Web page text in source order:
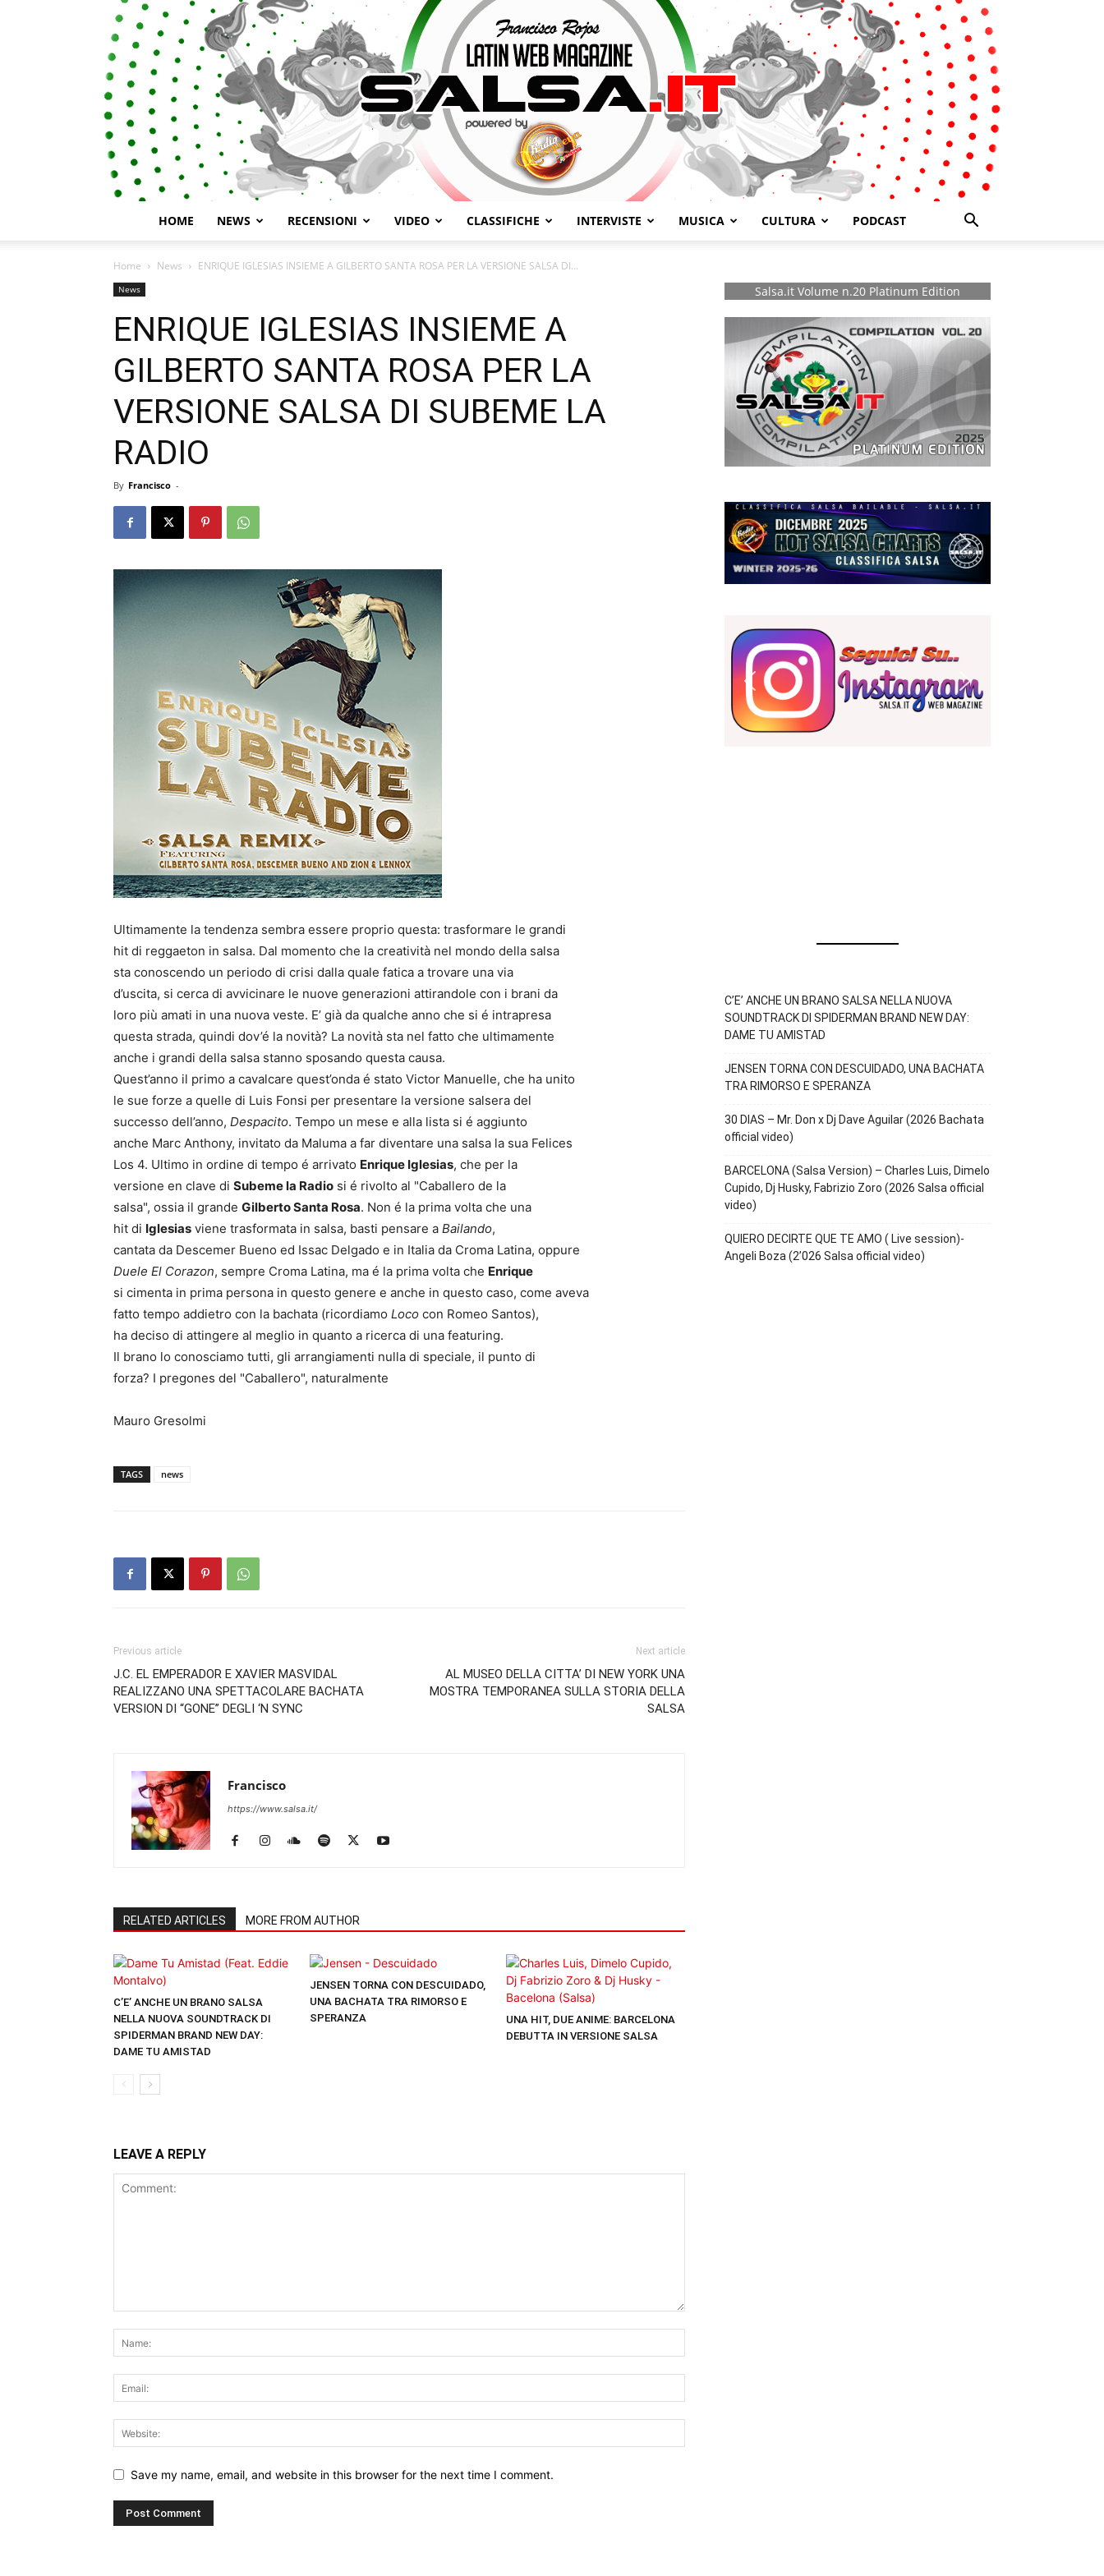
HOME NEWS RECENSIONI VIDEO CLASSIFICHE INTERVISTE MUSICA CULTURA PODCAST
Home News ENRIQUE IGLESIAS INSIEME A GILBERTO SANTA ROSA PER LA VERSIONE SALSA DI...
News
ENRIQUE IGLESIAS INSIEME A
GILBERTO SANTA ROSA PER LA
VERSIONE SALSA DI SUBEME LA
RADIO
By Francisco -
Ultimamente la tendenza sembra essere proprio questa: trasformare le grandi
hit di reggaeton in salsa. Dal momento che la creatività nel mondo della salsa
sta conoscendo un periodo di crisi dalla quale fatica a trovare una via
d’uscita, si cerca di avvicinare le nuove generazioni attirandole con i brani da
loro più amati in una nuova veste. E’ già da qualche anno che si é intrapresa
questa strada, quindi dov’é la novità? La novità sta nel fatto che ultimamente
anche i grandi della salsa stanno sposando questa causa.
Quest’anno il primo a cavalcare quest’onda é stato Victor Manuelle, che ha unito
le sue forze a quelle di Luis Fonsi per presentare la versione salsera del
successo dell’anno, Despacito. Tempo un mese e alla lista si é aggiunto
anche Marc Anthony, invitato da Maluma a far diventare una salsa la sua Felices
Los 4. Ultimo in ordine di tempo é arrivato Enrique Iglesias, che per la
versione en clave di Subeme la Radio si é rivolto al "Caballero de la
salsa", ossia il grande Gilberto Santa Rosa. Non é la prima volta che una
hit di Iglesias viene trasformata in salsa, basti pensare a Bailando,
cantata da Descemer Bueno ed Issac Delgado e in Italia da Croma Latina, oppure
Duele El Corazon, sempre Croma Latina, ma é la prima volta che Enrique
si cimenta in prima persona in questo genere e anche in questo caso, come aveva
fatto tempo addietro con la bachata (ricordiamo Loco con Romeo Santos),
ha deciso di attingere al meglio in quanto a ricerca di una featuring.
Il brano lo conosciamo tutti, gli arrangiamenti nulla di speciale, il punto di
forza? I pregones del "Caballero", naturalmente
Mauro Gresolmi
TAGS news
Previous article
J.C. EL EMPERADOR E XAVIER MASVIDAL
REALIZZANO UNA SPETTACOLARE BACHATA
VERSION DI “GONE” DEGLI ‘N SYNC
Next article
AL MUSEO DELLA CITTA’ DI NEW YORK UNA
MOSTRA TEMPORANEA SULLA STORIA DELLA
SALSA
Francisco
https://www.salsa.it/
RELATED ARTICLES MORE FROM AUTHOR
C’E’ ANCHE UN BRANO SALSA
NELLA NUOVA SOUNDTRACK DI
SPIDERMAN BRAND NEW DAY:
DAME TU AMISTAD
JENSEN TORNA CON DESCUIDADO,
UNA BACHATA TRA RIMORSO E
SPERANZA
UNA HIT, DUE ANIME: BARCELONA
DEBUTTA IN VERSIONE SALSA
LEAVE A REPLY
Save my name, email, and website in this browser for the next time I comment.
Salsa.it Volume n.20 Platinum Edition
C’E’ ANCHE UN BRANO SALSA NELLA NUOVA
SOUNDTRACK DI SPIDERMAN BRAND NEW DAY:
DAME TU AMISTAD
JENSEN TORNA CON DESCUIDADO, UNA BACHATA
TRA RIMORSO E SPERANZA
30 DIAS – Mr. Don x Dj Dave Aguilar (2026 Bachata
official video)
BARCELONA (Salsa Version) – Charles Luis, Dimelo
Cupido, Dj Husky, Fabrizio Zoro (2026 Salsa official
video)
QUIERO DECIRTE QUE TE AMO ( Live session)-
Angeli Boza (2’026 Salsa official video)